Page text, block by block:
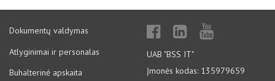
Dokumentų valdymas
Atlyginimai ir personalas
Buhalterinė apskaita
UAB "BSS IT"
Įmonės kodas: 135979659